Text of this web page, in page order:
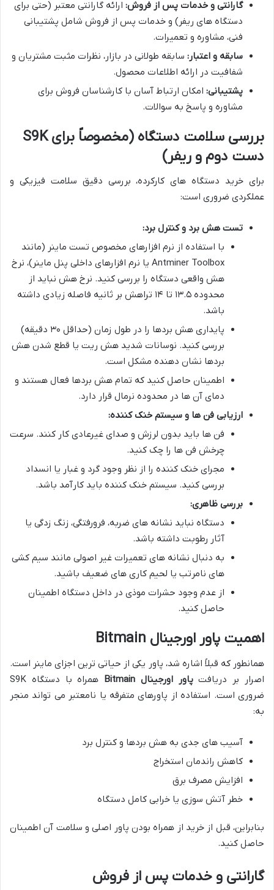
گارانتی و خدمات پس از فروش: ارائه گارانتی معتبر (حتی برای
دستگاه های ریفر) و خدمات پس از فروش شامل پشتیبانی
فنی، مشاوره و تعمیرات.
سابقه و اعتبار: سابقه طولانی در بازار، نظرات مثبت مشتریان و
شفافیت در ارائه اطلاعات محصول.
پشتیبانی: امکان ارتباط آسان با کارشناسان فروش برای
مشاوره و پاسخ به سوالات.
بررسی سلامت دستگاه (مخصوصاً برای S9K
دست دوم و ریفر)
برای خرید دستگاه های کارکرده، بررسی دقیق سلامت فیزیکی و
عملکردی ضروری است:
تست هش برد و کنترل برد:
با استفاده از نرم افزارهای مخصوص تست ماینر (مانند
Antminer Toolbox یا نرم افزارهای داخلی پنل ماینر)، نرخ
هش واقعی دستگاه را بررسی کنید. نرخ هش نباید از
محدوده ۱۳.۵ تا ۱۴ تراهش بر ثانیه فاصله زیادی داشته
باشد.
پایداری هش بردها را در طول زمان (حداقل ۳۰ دقیقه)
بررسی کنید. نوسانات شدید هش ریت یا قطع شدن هش
بردها نشان دهنده مشکل است.
اطمینان حاصل کنید که تمام هش بردها فعال هستند و
دمای آن ها در محدوده نرمال قرار دارد.
ارزیابی فن ها و سیستم خنک کننده:
فن ها باید بدون لرزش و صدای غیرعادی کار کنند. سرعت
چرخش فن ها را چک کنید.
مجرای خنک کننده را از نظر وجود گرد و غبار یا انسداد
بررسی کنید. سیستم خنک کننده باید کارآمد باشد.
بررسی ظاهری:
دستگاه نباید نشانه های ضربه، فرورفتگی، زنگ زدگی یا
آثار رطوبت داشته باشد.
به دنبال نشانه های تعمیرات غیر اصولی مانند سیم کشی
های نامرتب یا لحیم کاری های ضعیف باشید.
از عدم وجود حشرات موذی در داخل دستگاه اطمینان
حاصل کنید.
اهمیت پاور اورجینال Bitmain
همانطور که قبلاً اشاره شد، پاور یکی از حیاتی ترین اجزای ماینر است.
اصرار بر دریافتپاور اورجینال Bitmain
همراه با دستگاه S9K
ضروری است. استفاده از پاورهای متفرقه یا نامعتبر می تواند منجر
به:
آسیب های جدی به هش بردها و کنترل برد
کاهش راندمان استخراج
افزایش مصرف برق
خطر آتش سوزی یا خرابی کامل دستگاه
بنابراین، قبل از خرید از همراه بودن پاور اصلی و سلامت آن اطمینان
حاصل کنید.
گارانتی و خدمات پس از فروش